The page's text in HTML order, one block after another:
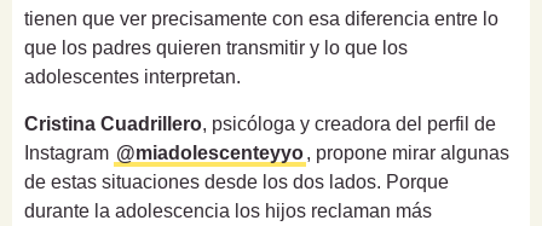
tienen que ver precisamente con esa diferencia entre lo
que los padres quieren transmitir y lo que los
adolescentes interpretan.
Cristina Cuadrillero, psicóloga y creadora del perfil de
Instagram @miadolescenteyyo, propone mirar algunas
de estas situaciones desde los dos lados. Porque
durante la adolescencia los hijos reclaman más